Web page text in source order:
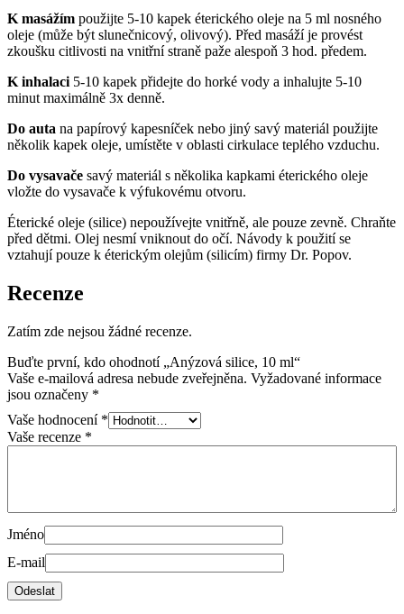
K masážím použijte 5-10 kapek éterického oleje na 5 ml nosného
oleje (může být slunečnicový, olivový). Před masáží je provést
zkoušku citlivosti na vnitřní straně paže alespoň 3 hod. předem.
K inhalaci 5-10 kapek přidejte do horké vody a inhalujte 5-10
minut maximálně 3x denně.
Do auta na papírový kapesníček nebo jiný savý materiál použijte
několik kapek oleje, umístěte v oblasti cirkulace teplého vzduchu.
Do vysavače savý materiál s několika kapkami éterického oleje
vložte do vysavače k výfukovému otvoru.
Éterické oleje (silice) nepoužívejte vnitřně, ale pouze zevně. Chraňte
před dětmi. Olej nesmí vniknout do očí. Návody k použití se
vztahují pouze k éterickým olejům (silicím) firmy Dr. Popov.
Recenze
Zatím zde nejsou žádné recenze.
Buďte první, kdo ohodnotí „Anýzová silice, 10 ml“
Vaše e-mailová adresa nebude zveřejněna. Vyžadované informace
jsou označeny *
Vaše hodnocení *
Vaše recenze *
Jméno
E-mail